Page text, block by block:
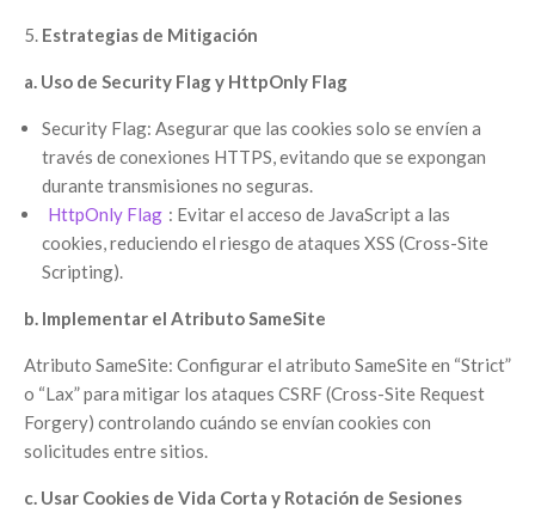
Estrategias de Mitigación
a. Uso de Security Flag y HttpOnly Flag
Security Flag: Asegurar que las cookies solo se envíen a
través de conexiones HTTPS, evitando que se expongan
durante transmisiones no seguras.
HttpOnly Flag : Evitar el acceso de JavaScript a las
cookies, reduciendo el riesgo de ataques XSS (Cross-Site
Scripting).
b. Implementar el Atributo SameSite
Atributo SameSite: Configurar el atributo SameSite en “Strict”
o “Lax” para mitigar los ataques CSRF (Cross-Site Request
Forgery) controlando cuándo se envían cookies con
solicitudes entre sitios.
c. Usar Cookies de Vida Corta y Rotación de Sesiones